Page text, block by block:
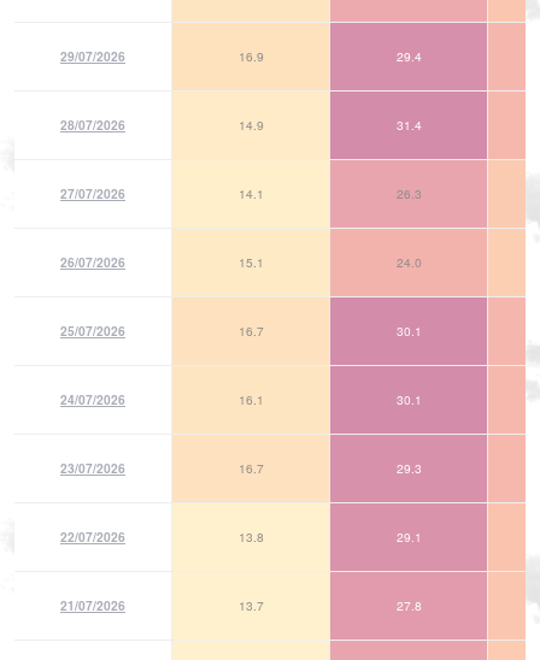
29/07/2026 16.9 29.4
28/07/2026 14.9 31.4
27/07/2026 14.1 26.3
26/07/2026 15.1 24.0
25/07/2026 16.7 30.1
24/07/2026 16.1 30.1
23/07/2026 16.7 29.3
22/07/2026 13.8 29.1
21/07/2026 13.7 27.8